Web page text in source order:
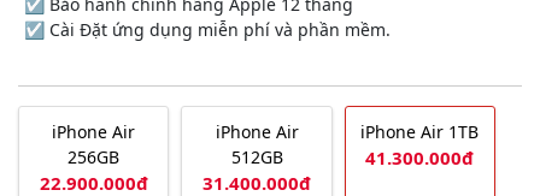
☑️ Cài Đặt ứng dụng miễn phí và phần mềm.
iPhone Air
256GB
22.900.000đ
iPhone Air
512GB
31.400.000đ
iPhone Air 1TB
41.300.000đ